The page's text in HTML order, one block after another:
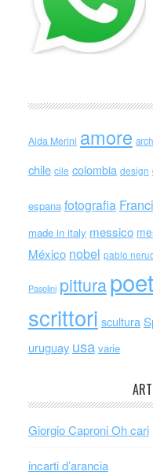
Alda Merini amore
chile cile colombia design
espana fotografia
made in italy messico
México nobel pablo
Pasolini pittura
scrittori scultura
uruguay usa varie
Giorgio Caproni Oh cari
incarti d’arancia